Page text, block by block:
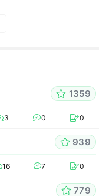
1359
3 0 0
939
16 7 0
779